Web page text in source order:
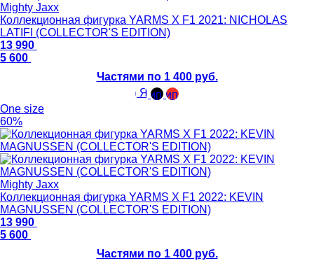
Mighty Jaxx
Коллекционная фигурка YARMS X F1 2021: NICHOLAS
LATIFI (COLLECTOR'S EDITION)
13 990
5 600
Частями по 1 400 руб.
One size
60%
Mighty Jaxx
Коллекционная фигурка YARMS X F1 2022: KEVIN
MAGNUSSEN (COLLECTOR'S EDITION)
13 990
5 600
Частями по 1 400 руб.